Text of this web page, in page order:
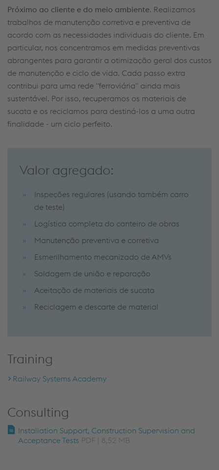
Próximo ao cliente e do meio ambiente. Realizamos
trabalhos de manutenção corretiva e preventiva de
acordo com as necessidades individuais do cliente. Em
particular, nos concentramos em medidas preventivas
abrangentes para garantir a otimização geral dos custos
de manutenção e ciclo de vida. Cada passo extra
contribui para uma rede "ferroviária" ainda mais
sustentável. Por isso, recuperamos os materiais de
sucata e os reciclamos para destiná-los a uma outra
finalidade - um ciclo perfeito.
Valor agregado:
Inspeções regulares (usando também carro
de teste)
Logística completa do canteiro de obras
Manutenção preventiva e corretiva
Esmerilhamento mecanizado de AMVs
Soldagem de união e reparação
Aceitação de materiais de sucata
Reciclagem e descarte de material
Training
Railway Systems Academy
Consulting
Installation Support, Construction Supervision and
Acceptance Tests PDF | 8,52 MB